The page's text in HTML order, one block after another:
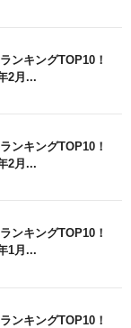
ンキングTOP10！
2月...
ンキングTOP10！
2月...
ンキングTOP10！
1月...
ンキングTOP10！